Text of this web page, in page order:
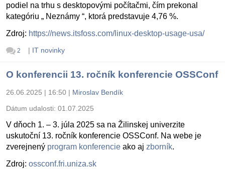
podiel na trhu s desktopovými počítačmi, čím prekonal
kategóriu „ Neznámy “, ktorá predstavuje 4,76 %.
Zdroj: https://news.itsfoss.com/linux-desktop-usage-usa/
2 | IT novinky
O konferencii 13. ročník konferencie OSSConf
26.06.2025 | 16:50 | Miroslav Bendík
Dátum udalosti: 01.07.2025
V dňoch 1. – 3. júla 2025 sa na Žilinskej univerzite
uskutoční 13. ročník konferencie OSSConf. Na webe je
zverejnený program konferencie ako aj zborník.
Zdroj: ossconf.fri.uniza.sk